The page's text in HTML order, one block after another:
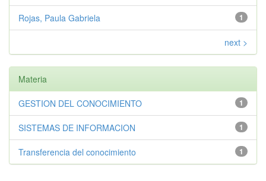
1
Rojas, Paula Gabriela
next >
Materia
1
GESTION DEL CONOCIMIENTO
1
SISTEMAS DE INFORMACION
1
Transferencia del conocimiento